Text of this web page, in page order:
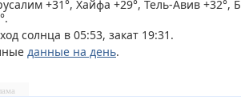
+31°, Хайфа +29°, Тель-Авив +32°,
солнца в 05:53, закат 19:31.
данные на день.